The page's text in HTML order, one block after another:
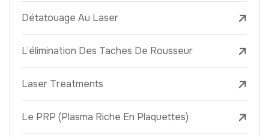
Détatouage Au Laser
L’élimination Des Taches De Rousseur
Laser Treatments
Le PRP (Plasma Riche En Plaquettes)